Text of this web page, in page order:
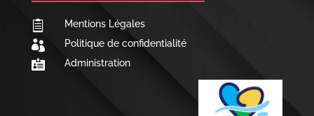
 Mentions Légales
 Politique de confidentialité
 Administration